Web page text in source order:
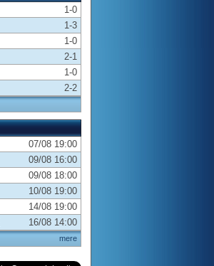
1-0
1-3
1-0
2-1
1-0
2-2
mere
07/08 19:00
09/08 16:00
09/08 18:00
10/08 19:00
14/08 19:00
16/08 14:00